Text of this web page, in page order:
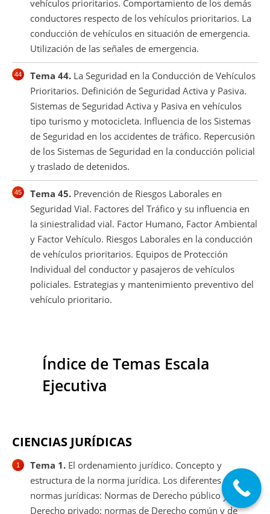
vehículos prioritarios. Comportamiento de los demás
conductores respecto de los vehículos prioritarios. La
conducción de vehículos en situación de emergencia.
Utilización de las señales de emergencia.
Tema 44. La Seguridad en la Conducción de Vehículos
Prioritarios. Definición de Seguridad Activa y Pasiva.
Sistemas de Seguridad Activa y Pasiva en vehículos
tipo turismo y motocicleta. Influencia de los Sistemas
de Seguridad en los accidentes de tráfico. Repercusión
de los Sistemas de Seguridad en la conducción policial
y traslado de detenidos.
Tema 45. Prevención de Riesgos Laborales en
Seguridad Vial. Factores del Tráfico y su influencia en
la siniestralidad vial. Factor Humano, Factor Ambiental
y Factor Vehículo. Riesgos Laborales en la conducción
de vehículos prioritarios. Equipos de Protección
Individual del conductor y pasajeros de vehículos
policiales. Estrategias y mantenimiento preventivo del
vehículo prioritario.
Índice de Temas Escala
Ejecutiva
CIENCIAS JURÍDICAS
Tema 1. El ordenamiento jurídico. Concepto y
estructura de la norma jurídica. Los diferentes tipos de
normas jurídicas: Normas de Derecho público y de
Derecho privado; normas de Derecho común y de